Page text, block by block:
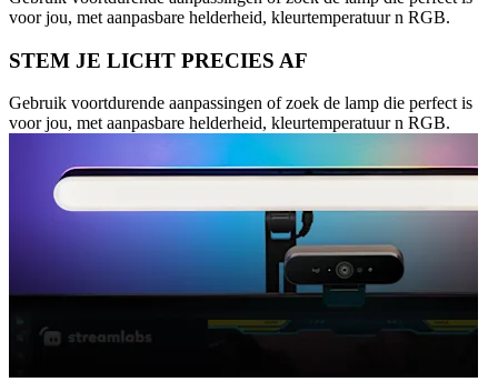
voor jou, met aanpasbare helderheid, kleurtemperatuur n RGB.
STEM JE LICHT PRECIES AF
Gebruik voortdurende aanpassingen of zoek de lamp die perfect is
voor jou, met aanpasbare helderheid, kleurtemperatuur n RGB.